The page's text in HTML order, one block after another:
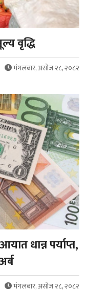
वृद्धि
मंगलबार, असोज २८, २०८२
धान्न पर्याप्त,
मंगलबार, असोज २८, २०८२